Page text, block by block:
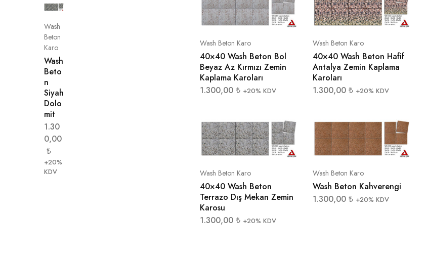
Wash Beton Karo
40×40 Wash Beton Bol
Beyaz Az Kırmızı Zemin
Kaplama Karoları
1.300,00 ₺ +20% KDV
Wash Beton Karo
40×40 Wash Beton Hafif
Antalya Zemin Kaplama
Karoları
1.300,00 ₺ +20% KDV
Wash Beton Karo
40×40 Wash Beton
Terrazo Dış Mekan Zemin
Karosu
1.300,00 ₺ +20% KDV
Wash Beton Karo
Wash Beton Kahverengi
1.300,00 ₺ +20% KDV
Wash
Beton
Karo
Wash
Beto
n
Siyah
Dolo
mit
1.30
0,00
₺
+20%
KDV